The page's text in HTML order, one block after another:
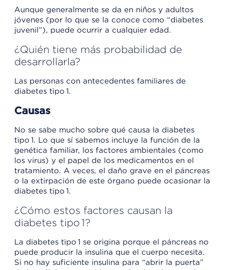
Aunque generalmente se da en niños y adultos
jóvenes (por lo que se la conoce como “diabetes
juvenil”), puede ocurrir a cualquier edad.
¿Quién tiene más probabilidad de
desarrollarla?
Las personas con antecedentes familiares de
diabetes tipo 1.
Causas
No se sabe mucho sobre qué causa la diabetes
tipo 1. Lo que sí sabemos incluye la función de la
genética familiar, los factores ambientales (como
los virus) y el papel de los medicamentos en el
tratamiento. A veces, el daño grave en el páncreas
o la extirpación de este órgano puede ocasionar la
diabetes tipo 1.
¿Cómo estos factores causan la
diabetes tipo 1?
La diabetes tipo 1 se origina porque el páncreas no
puede producir la insulina que el cuerpo necesita.
Si no hay suficiente insulina para “abrir la puerta”